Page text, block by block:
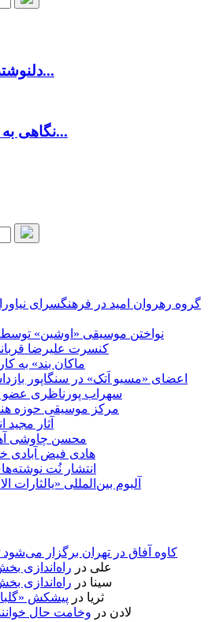
دلنوشته آریا عظیمی‌نژاد برای...
نگاهی به زندگی هنری ناصر عبد...
گروه رهروان امید در فرهنگسرای
نواختن موسیقی «اوشین» توسط
کنسرت علیرضا
«ماکان بند» به
اعضای «مسیو اَتک» در سنگاپور
سهراب پورناظری
مرکز موسیقی حوزه
آثار
محسن چاوشی
هادی فیض آبادی
انتشار نُت
آلبوم بین‌المللی
کنسرت VIP کاوه آفاق در تهران برگزار می‌شود
علی در راه‌اندازی
سینا در راه‌اندازی
ثریا در پیشکش
لادن در وخامت حال